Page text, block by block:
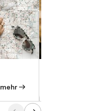
mehr